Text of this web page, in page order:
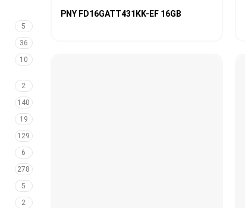
5
36
10
2
140
19
129
6
278
5
2
PNY FD16GATT431KK-EF 16GB